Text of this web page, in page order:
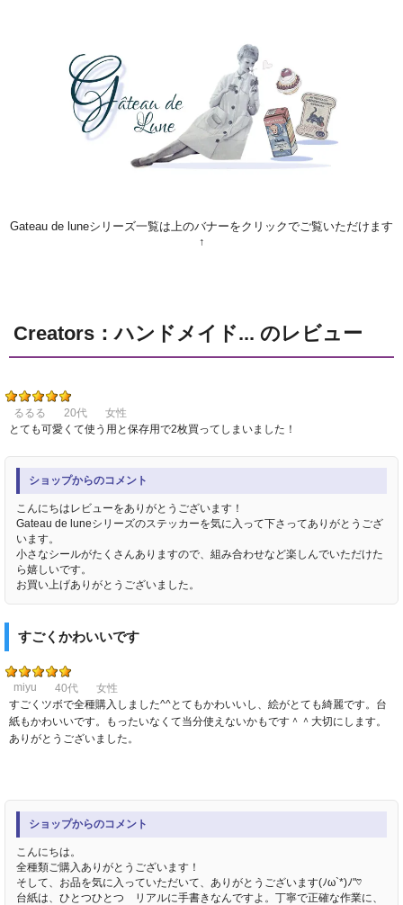
Gateau de luneシリーズ一覧は上のバナーをクリックでご覧いただけます
↑
Creators：ハンドメイド... のレビュー
るるる 20代
女性
とても可愛くて使う用と保存用で2枚買ってしまいました！
ショップからのコメント
こんにちはレビューをありがとうございます！
Gateau de luneシリーズのステッカーを気に入って下さってありがとうござ
います。
小さなシールがたくさんありますので、組み合わせなど楽しんでいただけた
ら嬉しいです。
お買い上げありがとうございました。
すごくかわいいです
miyu 40代
女性
すごくツボで全種購入しました^^とてもかわいいし、絵がとても綺麗です。台
紙もかわいいです。もったいなくて当分使えないかもです＾＾大切にします。
ありがとうございました。
ショップからのコメント
こんにちは。
全種類ご購入ありがとうございます！
そして、お品を気に入っていただいて、ありがとうございます(ﾉω`*)ﾉ"♡
台紙は、ひとつひとつ リアルに手書きなんですよ。丁寧で正確な作業に、